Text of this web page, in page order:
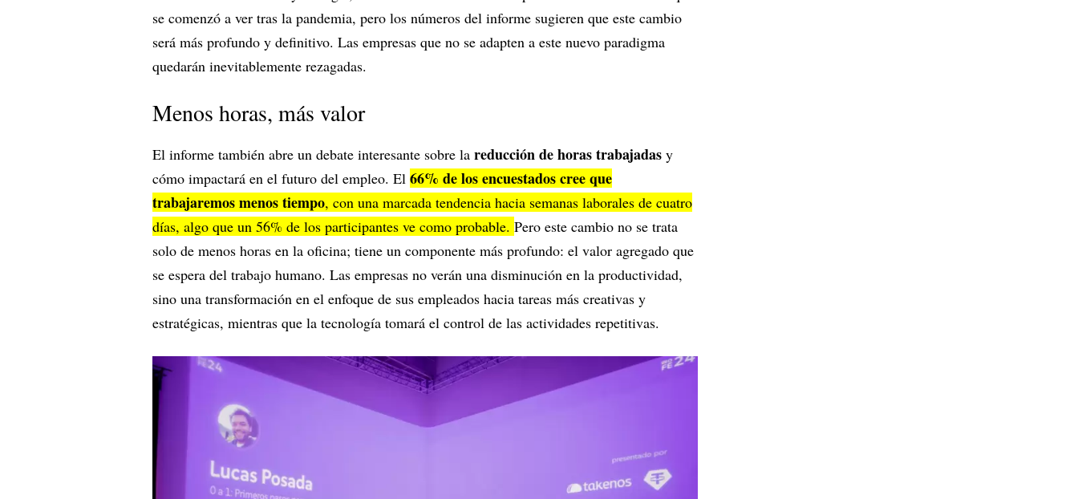
se comenzó a ver tras la pandemia, pero los números del informe sugieren que este cambio
será más profundo y definitivo. Las empresas que no se adapten a este nuevo paradigma
quedarán inevitablemente rezagadas.
Menos horas, más valor
El informe también abre un debate interesante sobre la reducción de horas trabajadas y
cómo impactará en el futuro del empleo. El 66% de los encuestados cree que
trabajaremos menos tiempo, con una marcada tendencia hacia semanas laborales de cuatro
días, algo que un 56% de los participantes ve como probable. Pero este cambio no se trata
solo de menos horas en la oficina; tiene un componente más profundo: el valor agregado que
se espera del trabajo humano. Las empresas no verán una disminución en la productividad,
sino una transformación en el enfoque de sus empleados hacia tareas más creativas y
estratégicas, mientras que la tecnología tomará el control de las actividades repetitivas.